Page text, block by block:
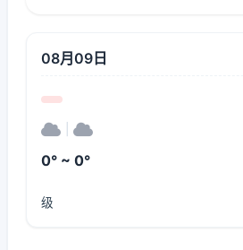
08月09日
0° ~ 0°
级